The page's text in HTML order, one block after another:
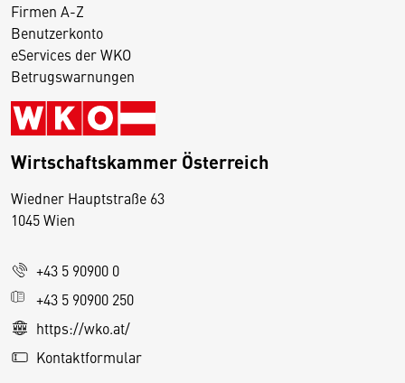
Firmen A-Z
Benutzerkonto
eServices der WKO
Betrugswarnungen
Wirtschaftskammer Österreich
Wiedner Hauptstraße 63
1045 Wien
+43 5 90900 0
+43 5 90900 250
https://wko.at/
Kontaktformular
D
s
e
S
e